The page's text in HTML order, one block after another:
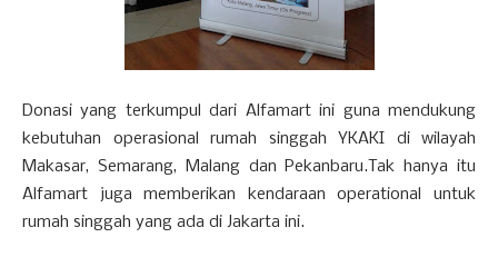
Donasi yang terkumpul dari Alfamart ini guna mendukung
kebutuhan operasional rumah singgah YKAKI di wilayah
Makasar, Semarang, Malang dan Pekanbaru.Tak hanya itu
Alfamart juga memberikan kendaraan operational untuk
rumah singgah yang ada di Jakarta ini.